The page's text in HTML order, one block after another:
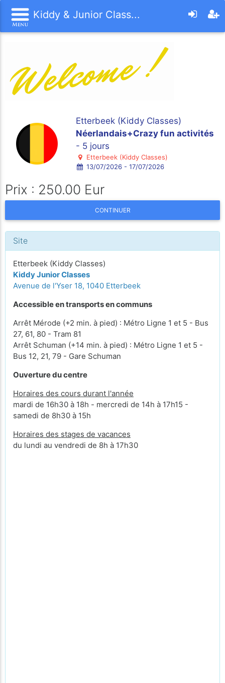
Kiddy & Junior Class...
Etterbeek (Kiddy Classes)
Néerlandais+Crazy fun activités
- 5 jours
Etterbeek (Kiddy Classes)
13/07/2026 - 17/07/2026
Prix : 250.00 Eur
CONTINUER
Site
Etterbeek (Kiddy Classes)
Kiddy Junior Classes
Avenue de l'Yser 18, 1040 Etterbeek
Accessible en transports en communs
Arrêt Mérode (+2 min. à pied) : Métro Ligne 1 et 5 - Bus
27, 61, 80 - Tram 81
Arrêt Schuman (+14 min. à pied) : Métro Ligne 1 et 5 -
Bus 12, 21, 79 - Gare Schuman
Ouverture du centre
Horaires des cours durant l'année
mardi de 16h30 à 18h - mercredi de 14h à 17h15 -
samedi de 8h30 à 15h
Horaires des stages de vacances
du lundi au vendredi de 8h à 17h30